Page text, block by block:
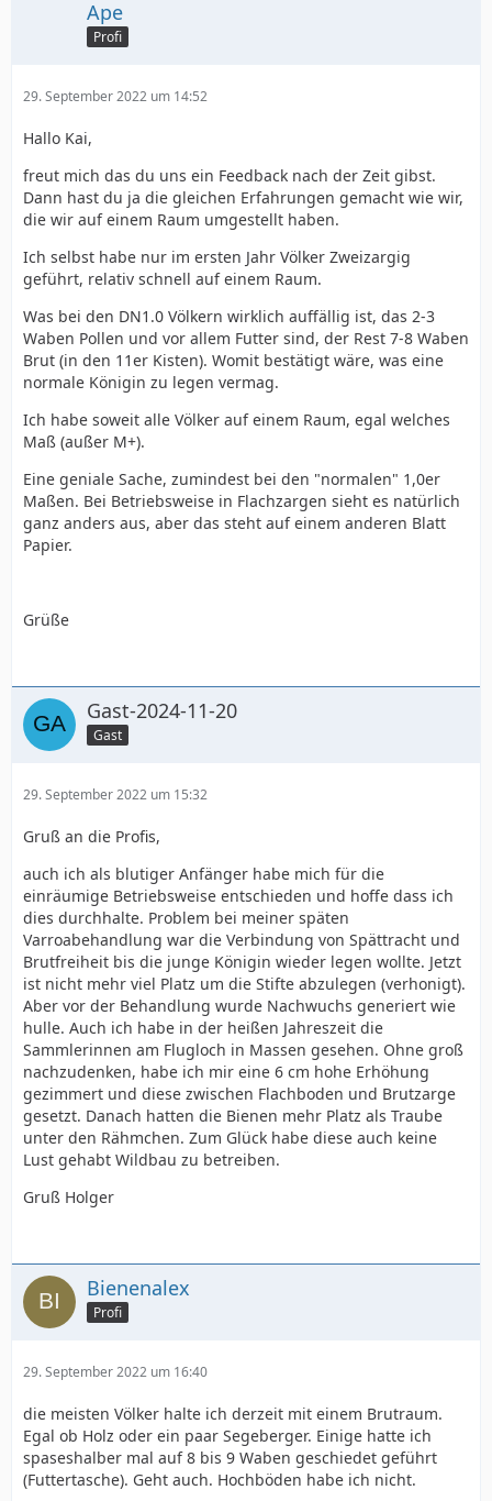
Ape
Profi
29. September 2022 um 14:52
Hallo Kai,
freut mich das du uns ein Feedback nach der Zeit gibst.
Dann hast du ja die gleichen Erfahrungen gemacht wie wir,
die wir auf einem Raum umgestellt haben.
Ich selbst habe nur im ersten Jahr Völker Zweizargig
geführt, relativ schnell auf einem Raum.
Was bei den DN1.0 Völkern wirklich auffällig ist, das 2-3
Waben Pollen und vor allem Futter sind, der Rest 7-8 Waben
Brut (in den 11er Kisten). Womit bestätigt wäre, was eine
normale Königin zu legen vermag.
Ich habe soweit alle Völker auf einem Raum, egal welches
Maß (außer M+).
Eine geniale Sache, zumindest bei den "normalen" 1,0er
Maßen. Bei Betriebsweise in Flachzargen sieht es natürlich
ganz anders aus, aber das steht auf einem anderen Blatt
Papier.
Grüße
Gast-2024-11-20
Gast
29. September 2022 um 15:32
Gruß an die Profis,
auch ich als blutiger Anfänger habe mich für die
einräumige Betriebsweise entschieden und hoffe dass ich
dies durchhalte. Problem bei meiner späten
Varroabehandlung war die Verbindung von Spättracht und
Brutfreiheit bis die junge Königin wieder legen wollte. Jetzt
ist nicht mehr viel Platz um die Stifte abzulegen (verhonigt).
Aber vor der Behandlung wurde Nachwuchs generiert wie
hulle. Auch ich habe in der heißen Jahreszeit die
Sammlerinnen am Flugloch in Massen gesehen. Ohne groß
nachzudenken, habe ich mir eine 6 cm hohe Erhöhung
gezimmert und diese zwischen Flachboden und Brutzarge
gesetzt. Danach hatten die Bienen mehr Platz als Traube
unter den Rähmchen. Zum Glück habe diese auch keine
Lust gehabt Wildbau zu betreiben.
Gruß Holger
Bienenalex
Profi
29. September 2022 um 16:40
die meisten Völker halte ich derzeit mit einem Brutraum.
Egal ob Holz oder ein paar Segeberger. Einige hatte ich
spaseshalber mal auf 8 bis 9 Waben geschiedet geführt
(Futtertasche). Geht auch. Hochböden habe ich nicht.